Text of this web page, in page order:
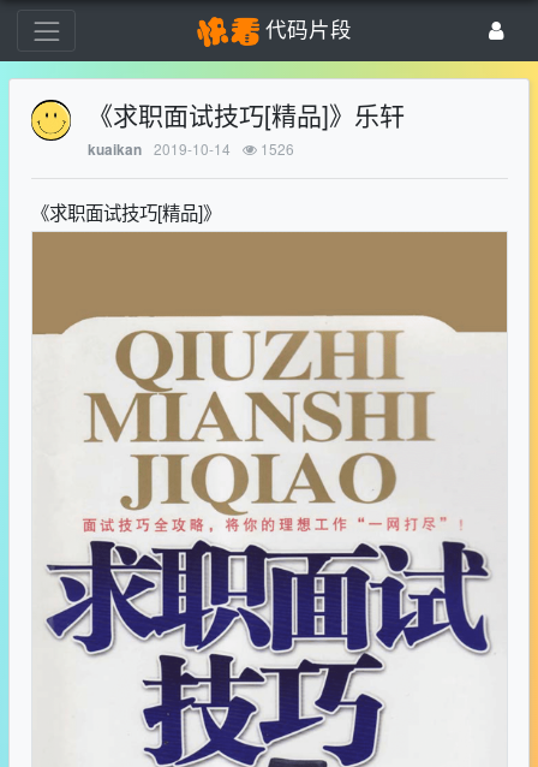
代码片段
《求职面试技巧[精品]》乐轩
kuaikan 2019-10-14 1526
《求职面试技巧[精品]》